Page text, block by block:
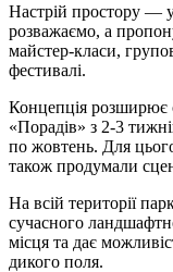
Настрій простору —
розважаємо, а
майстер-класи,
фестивалі.
Концепція розширює
«Порадів» з 2-3
по жовтень. Для
також продумали
На всій території
сучасного
місця та дає
дикого поля.